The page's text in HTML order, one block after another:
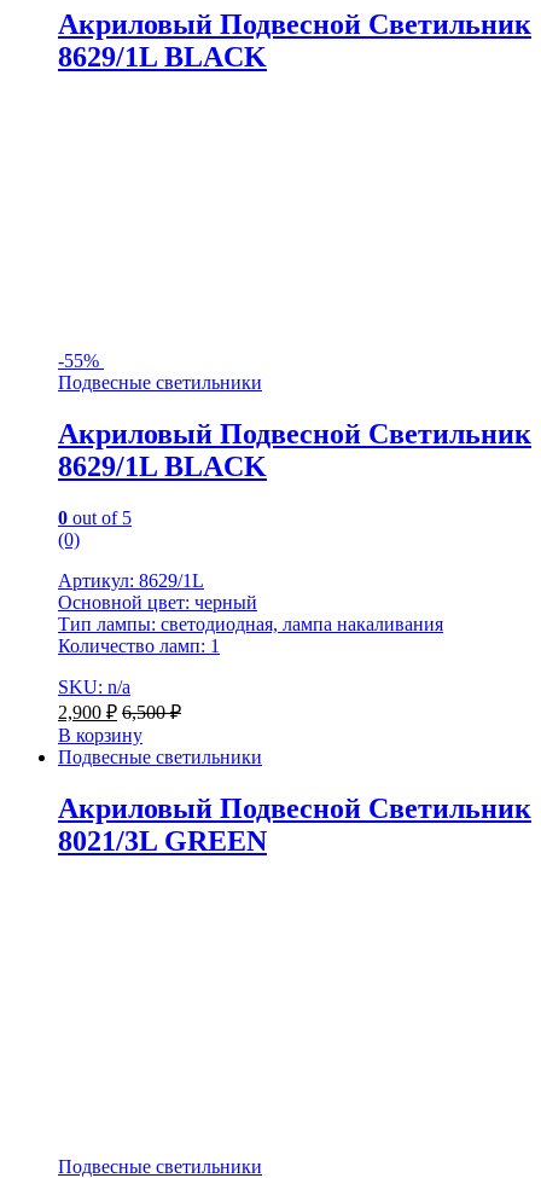
Акриловый Подвесной Светильник
8629/1L BLACK
-55%
Подвесные светильники
Акриловый Подвесной Светильник
8629/1L BLACK
0 out of 5
(0)
Артикул: 8629/1L
Основной цвет: черный
Тип лампы: светодиодная, лампа накаливания
Количество ламп: 1
SKU: n/a
2,900 ₽ 6,500₽
В корзину
Подвесные светильники
Акриловый Подвесной Светильник
8021/3L GREEN
Подвесные светильники